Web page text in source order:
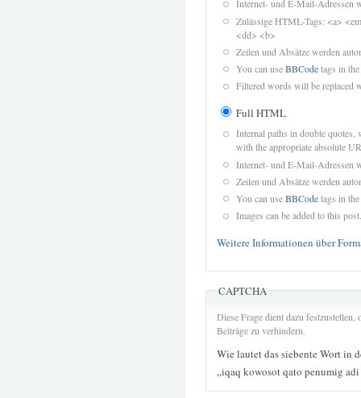
Internet- und E-Mail-Adressen
Zulässige HTML-Tags: <a>
<dd> <b>
Zeilen und Absätze werden
You can useBBCodetags in
Filtered words will be replaced
Full HTML
Internal paths in double quotes,
with the appropriate absolute
Internet- und E-Mail-Adressen
Zeilen und Absätze werden
You can useBBCodetags in
Images can be added to this post.
Weitere Informationen über
CAPTCHA
Diese Frage dient dazu
Beiträge zu verhindern.
Wie lautet das siebente Wort in
„iqaq kowosot qato penumig